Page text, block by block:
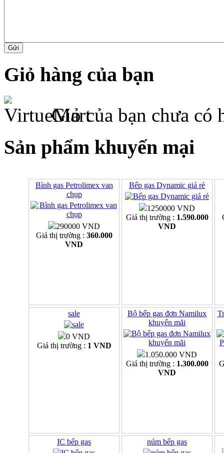
Giỏ hàng của bạn
Giỏ của bạn chưa có
Sản phẩm khuyến mại
Bình gas Petrolimex van
chụp
290000 VND
Giá thị trường : 360.000
VND
Bếp gas Dynamic giá rẻ
1250000 VND
Giá thị trường : 1.590.000
VND
sale
0 VND
Giá thị trường : 1 VND
Bộ bếp gas đơn Namilux
khuyến mãi
1.050.000 VND
Giá thị trường : 1.300.000
VND
IC bếp gas núm bếp gas